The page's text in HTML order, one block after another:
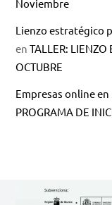
Noviembre
Lienzo estratégico
enTALLER: LIENZO
OCTUBRE
Empresas online
PROGRAMA DE